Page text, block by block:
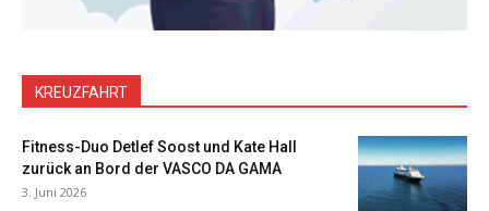
KREUZFAHRT
Fitness-Duo Detlef Soost und Kate Hall
zurück an Bord der VASCO DA GAMA
3. Juni 2026